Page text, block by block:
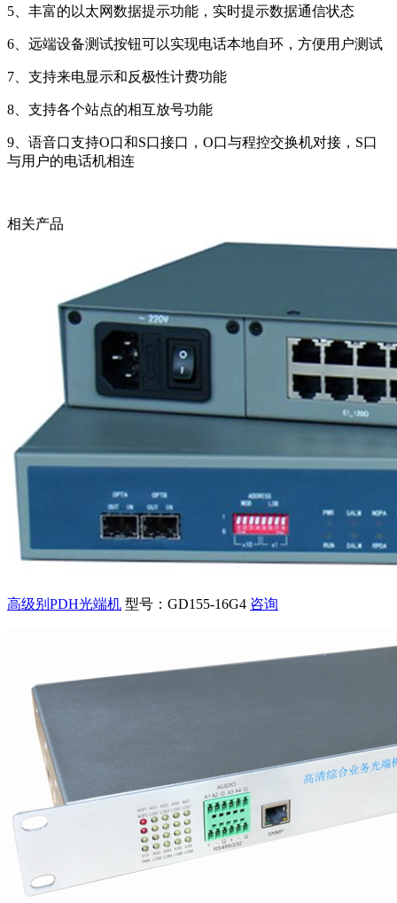
5、丰富的以太网数据提示功能，实时提示数据通信状态
6、远端设备测试按钮可以实现电话本地自环，方便用户测试
7、支持来电显示和反极性计费功能
8、支持各个站点的相互放号功能
9、语音口支持O口和S口接口，O口与程控交换机对接，S口
与用户的电话机相连
相关产品
高级别PDH光端机 型号：GD155-16G4 咨询